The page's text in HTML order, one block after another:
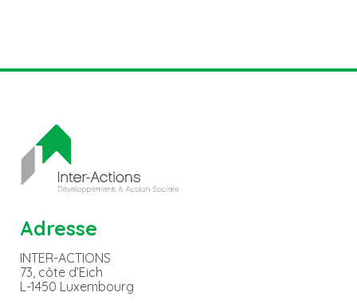
Adresse
INTER-ACTIONS
73, côte d’Eich
L-1450 Luxembourg